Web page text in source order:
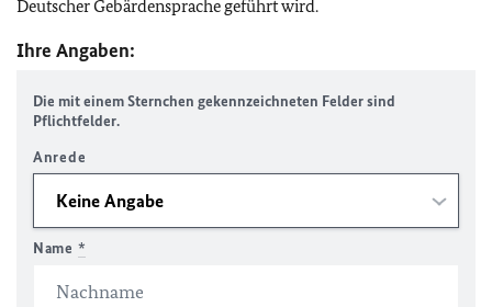
Deutscher Gebärdensprache geführt wird.
Ihre Angaben:
Die mit einem Sternchen gekennzeichneten Felder sind
Pflichtfelder.
Anrede
Name *